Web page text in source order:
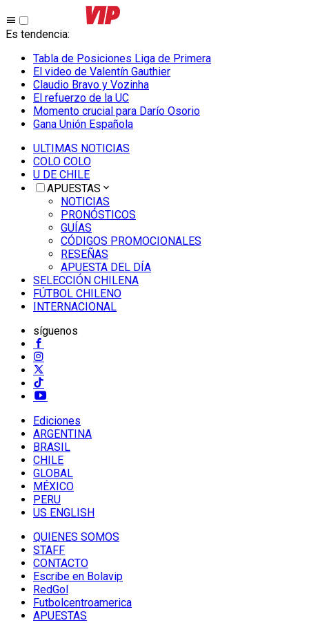
Es tendencia:
Tabla de Posiciones Liga de Primera
El video de Valentín Gauthier
Claudio Bravo y Vozinha
El refuerzo de la UC
Momento crucial para Darío Osorio
Gana Unión Española
ULTIMAS NOTICIAS
COLO COLO
U DE CHILE
APUESTAS
NOTICIAS
PRONÓSTICOS
GUÍAS
CÓDIGOS PROMOCIONALES
RESEÑAS
APUESTA DEL DÍA
SELECCIÓN CHILENA
FÚTBOL CHILENO
INTERNACIONAL
síguenos
Ediciones
ARGENTINA
BRASIL
CHILE
GLOBAL
MÉXICO
PERU
US ENGLISH
QUIENES SOMOS
STAFF
CONTACTO
Escribe en Bolavip
RedGol
Futbolcentroamerica
APUESTAS